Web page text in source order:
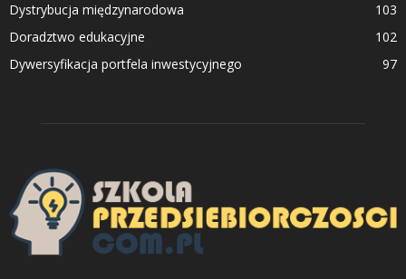
Dystrybucja międzynarodowa
103
Doradztwo edukacyjne
102
Dywersyfikacja portfela inwestycyjnego
97